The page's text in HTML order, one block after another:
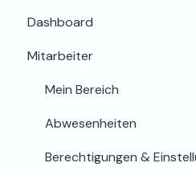
Einrichtung für Admins
Alles rund um Testphase,
Support & Hilfe
Dashboard
Dein Profil
Mitarbeiter
Mein Bereich
Abwesenheiten
Berechtigungen &